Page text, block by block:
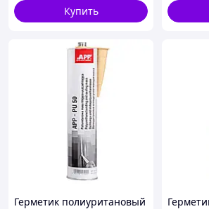
Купить
Герметик полиуритановый